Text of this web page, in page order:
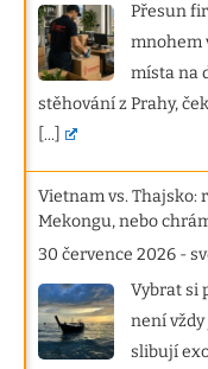
Přesun
mnohem
místa na
stěhování z Prahy,
[...]
Vietnam vs. Thajsko:
Mekongu, nebo
30 července 2026 -
Vybrat si
není
slibují